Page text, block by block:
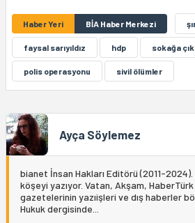
Haber Yeri BİA Haber Merkezi
faysal sarıyıldız hdp sokağa
polis operasyonu sivil ölümler
Ayça Söylemez
bianet İnsan Hakları Editörü (2011-2024).
köşeyi yazıyor. Vatan, Akşam,
gazetelerinin yazıişleri ve dış haberler
Hukuk dergisinde...